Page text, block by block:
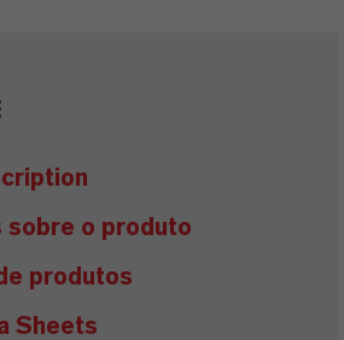
sobre o produto
produtos
Sheets